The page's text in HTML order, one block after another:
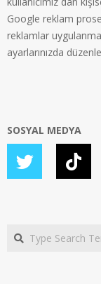
Google reklam
reklamlar
ayarlarınızda
SOSYAL MEDYA
Search